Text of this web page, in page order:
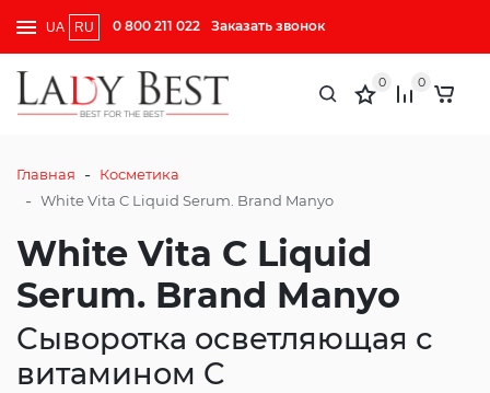
UA RU 0 800 211 022 Заказать звонок
0 0
Главная - Косметика
- White Vita C Liquid Serum. Brand Manyo
White Vita C Liquid
Serum. Brand Manyo
Сыворотка осветляющая с
витамином C